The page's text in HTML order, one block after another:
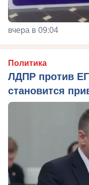
вчера в 09:04
Политика
ЛДПР против
становится